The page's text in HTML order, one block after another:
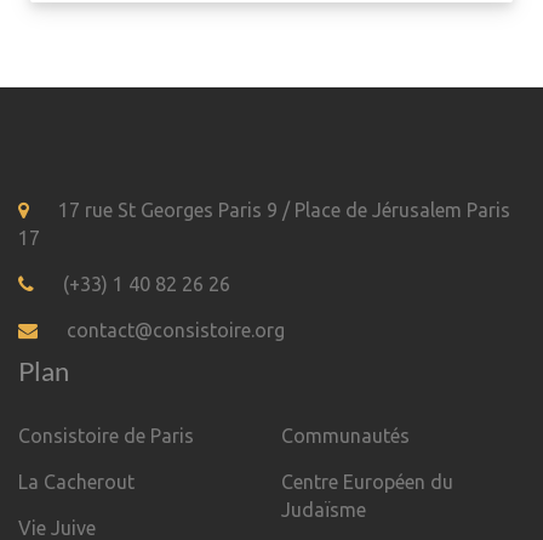
17 rue St Georges Paris 9 / Place de Jérusalem Paris
17
(+33) 1 40 82 26 26
contact@consistoire.org
Plan
Consistoire de Paris
La Cacherout
Vie Juive
Communautés
Centre Européen du
Judaïsme